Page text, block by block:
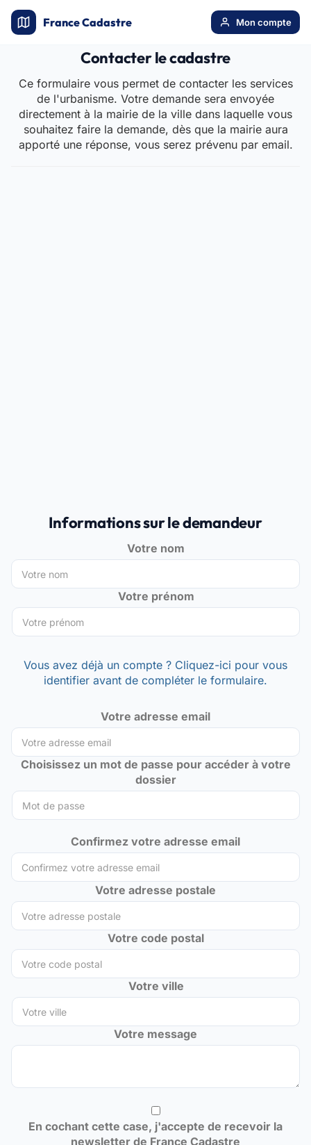
France Cadastre Mon compte
Contacter le cadastre
Ce formulaire vous permet de contacter les services
de l'urbanisme. Votre demande sera envoyée
directement à la mairie de la ville dans laquelle vous
souhaitez faire la demande, dès que la mairie aura
apporté une réponse, vous serez prévenu par email.
Informations sur le demandeur
Votre nom
Votre prénom
Vous avez déjà un compte ? Cliquez-ici pour vous
identifier avant de compléter le formulaire.
Votre adresse email
Choisissez un mot de passe pour accéder à votre
dossier
Confirmez votre adresse email
Votre adresse postale
Votre code postal
Votre ville
Votre message
En cochant cette case, j'accepte de recevoir la
newsletter de France Cadastre